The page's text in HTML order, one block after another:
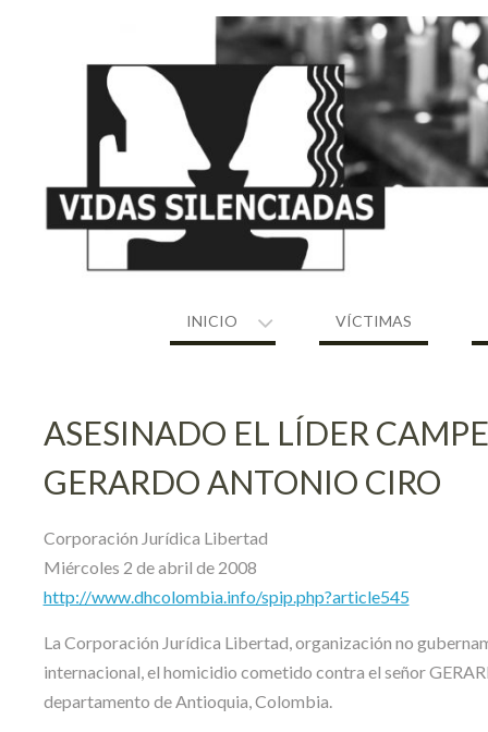
INICIO VÍCTIMAS
ASESINADO EL LÍDER
GERARDO ANTONIO CIRO
Corporación Jurídica Libertad
Miércoles 2 de abril de 2008
http://www.dhcolombia.info/spip.php?article545
La Corporación Jurídica Libertad, organización no
internacional, el homicidio cometido contra el señor
departamento de Antioquia, Colombia.